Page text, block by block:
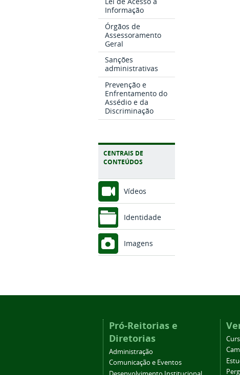
Informação
Órgãos de
Assessoramento
Geral
Sanções
administrativas
Prevenção e
Enfrentamento do
Assédio e da
Discriminação
CENTRAIS DE
CONTEÚDOS
Vídeos
Identidade
Imagens
Pró-Reitorias e
Diretorias
Administração
Comunicação e Eventos